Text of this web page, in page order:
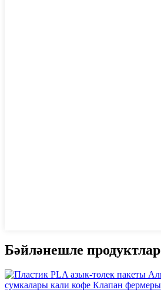
Бәйләнешле продуктлар